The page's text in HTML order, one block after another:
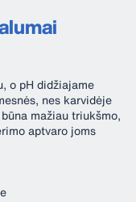
o pH didžiajame
nes karvidėje
mažiau triukšmo,
aptvaro joms